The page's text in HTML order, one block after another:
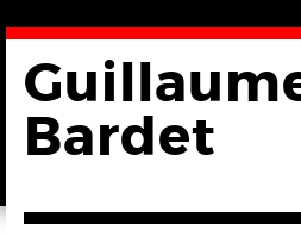
Bardet